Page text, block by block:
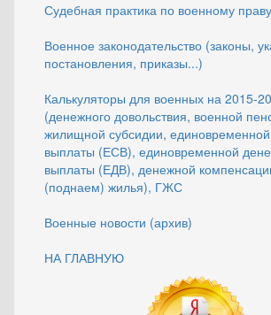
Судебная практика по военному праву
Военное законодательство (законы,
постановления, приказы...)
Калькуляторы для военных на 2015-
(денежного довольствия, военной
жилищной субсидии,
выплаты (ЕСВ), единовременной
выплаты (ЕДВ), денежной
(поднаем) жилья), ГЖС
Военные новости (архив)
НА ГЛАВНУЮ